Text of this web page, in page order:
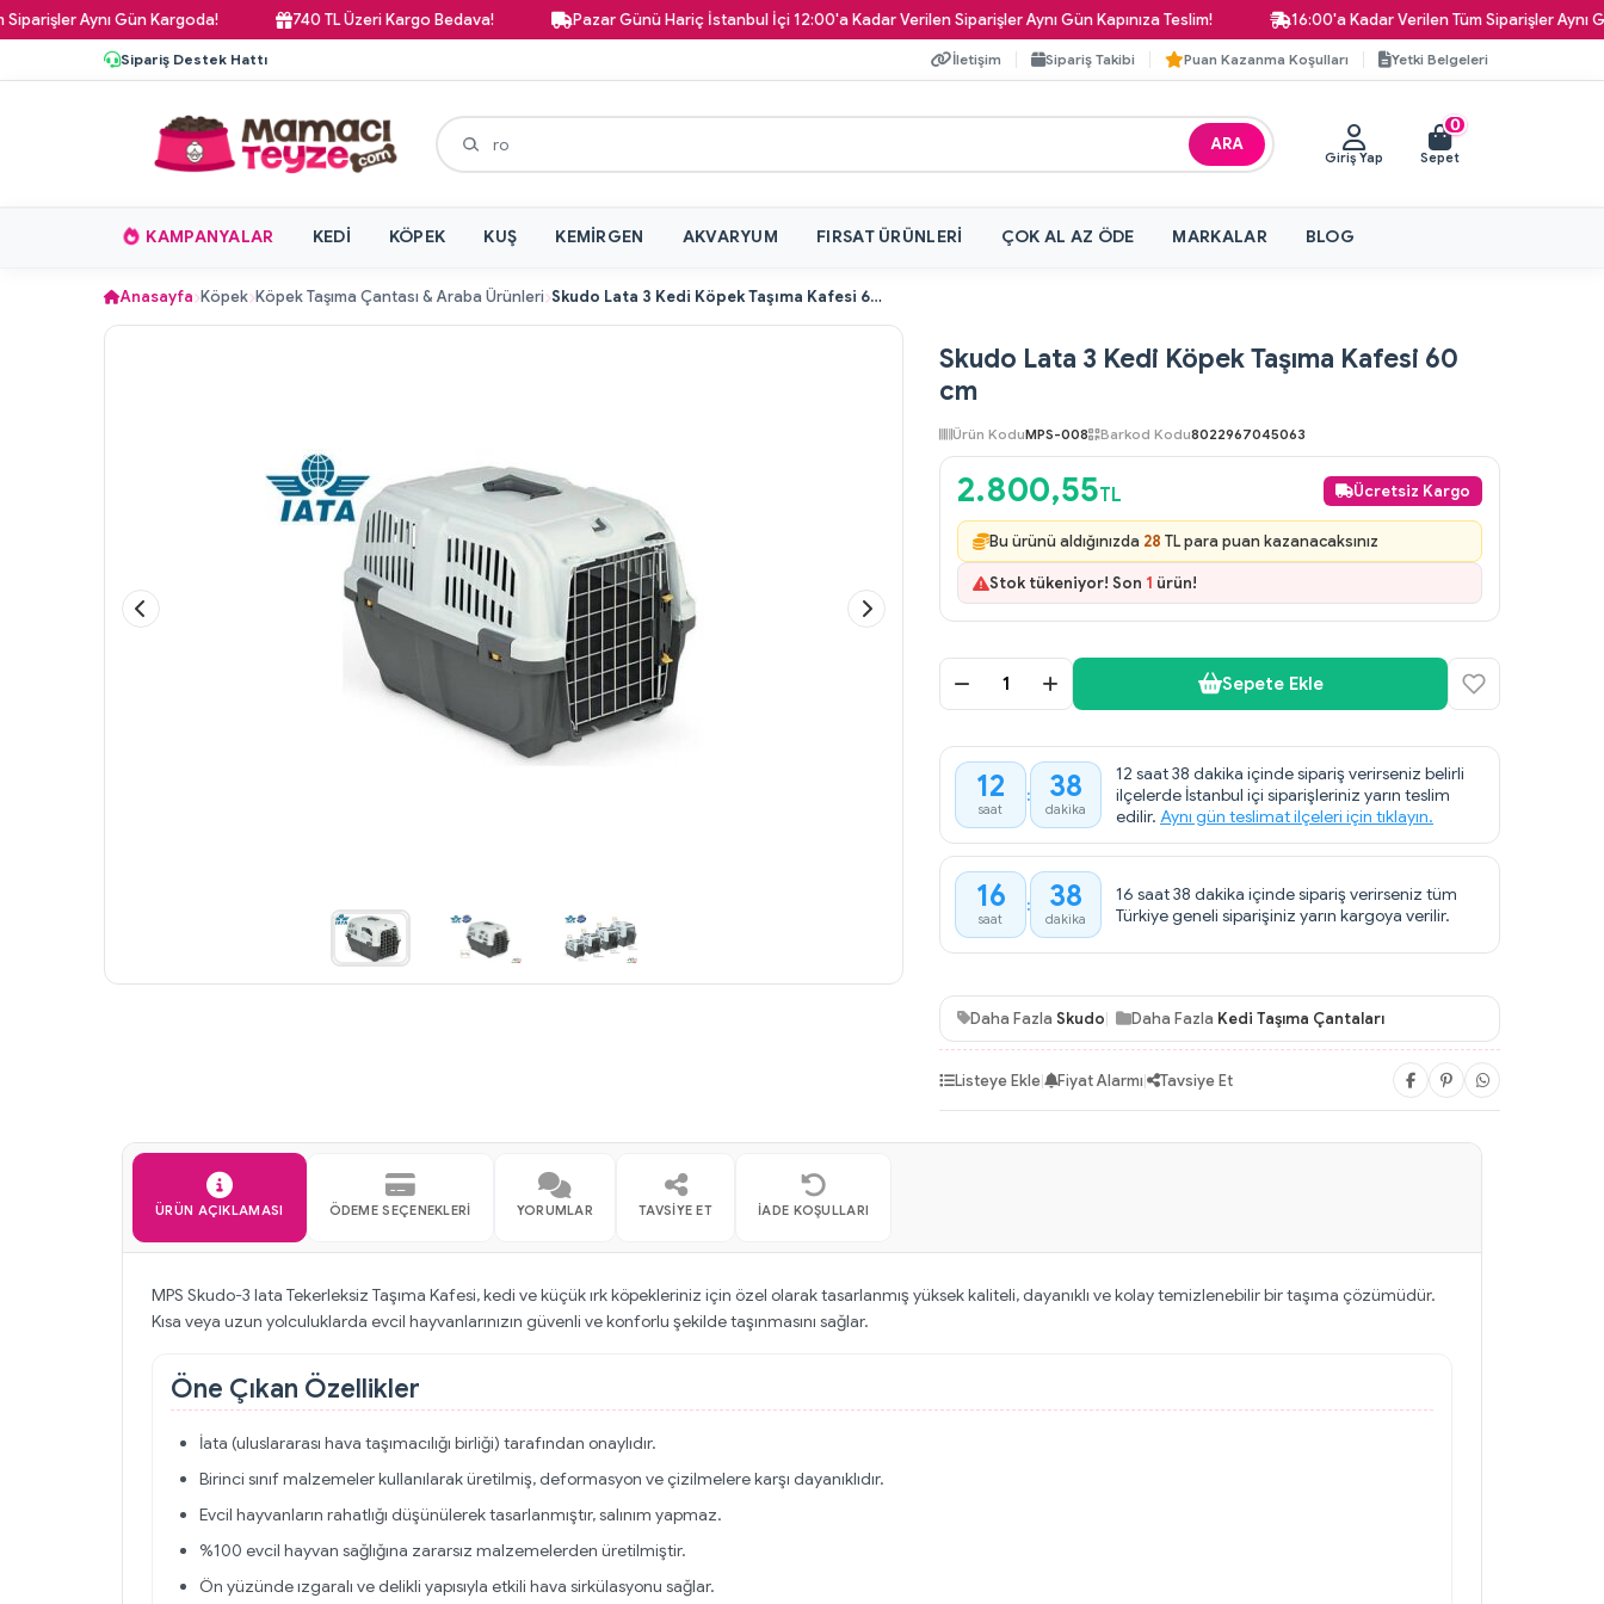
Aynı Gün Kargoda! 740 TL Üzeri Kargo Bedava! Pazar Günü Hariç İstanbul İçi 12:00'a Kadar Verilen Siparişler Aynı Gün Kapınıza Teslim! 16:00'a Kadar Verilen Tüm Siparişler Aynı Gün
Sipariş Destek Hattı İletişim Sipariş Takibi Puan Kazanma Koşulları Yetki Belgeleri
ARA
Giriş Yap
0
Sepet
KAMPANYALAR KEDI KÖPEK KUŞ KEMIRGEN AKVARYUM FIRSAT ÜRÜNLERI ÇOK AL AZ ÖDE MARKALAR BLOG
Anasayfa Köpek Köpek Taşıma Çantası & Araba Ürünleri Skudo Lata 3 Kedi Köpek Taşıma Kafesi 60 cm
Skudo Lata 3 Kedi Köpek Taşıma Kafesi 60
cm
Ürün KoduMPS-008 Barkod Kodu8022967045063
2.800,55TL Ücretsiz Kargo
Bu ürünü aldığınızda 28 TL para puan kazanacaksınız
Stok tükeniyor! Son 1 ürün!
Sepete Ekle
12
saat
: 38
dakika
12 saat 38 dakika içinde sipariş verirseniz belirli
ilçelerde İstanbul içi siparişleriniz yarın teslim
edilir. Aynı gün teslimat ilçeleri için tıklayın.
16
saat
: 38
dakika
16 saat 38 dakika içinde sipariş verirseniz tüm
Türkiye geneli siparişiniz yarın kargoya verilir.
Daha Fazla Skudo Daha Fazla Kedi Taşıma Çantaları
Listeye Ekle| Fiyat Alarmı| Tavsiye Et
ÜRÜN AÇIKLAMASI ÖDEME SEÇENEKLERI YORUMLAR TAVSIYE ET İADE KOŞULLARI
MPS Skudo-3 Iata Tekerleksiz Taşıma Kafesi, kedi ve küçük ırk köpekleriniz için özel olarak tasarlanmış yüksek kaliteli, dayanıklı ve kolay temizlenebilir bir taşıma çözümüdür.
Kısa veya uzun yolculuklarda evcil hayvanlarınızın güvenli ve konforlu şekilde taşınmasını sağlar.
Öne Çıkan Özellikler
İata (uluslararası hava taşımacılığı birliği) tarafından onaylıdır.
Birinci sınıf malzemeler kullanılarak üretilmiş, deformasyon ve çizilmelere karşı dayanıklıdır.
Evcil hayvanların rahatlığı düşünülerek tasarlanmıştır, salınım yapmaz.
%100 evcil hayvan sağlığına zararsız malzemelerden üretilmiştir.
Ön yüzünde ızgaralı ve delikli yapısıyla etkili hava sirkülasyonu sağlar.